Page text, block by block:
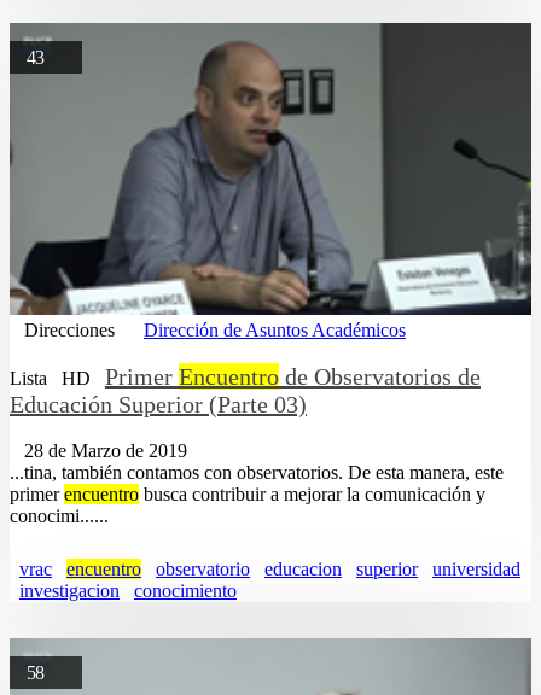
43
Direcciones Dirección de Asuntos Académicos
Lista HD Primer Encuentro de Observatorios de
Educación Superior (Parte 03)
28 de Marzo de 2019
...tina, también contamos con observatorios. De esta manera, este
primerencuentro busca contribuir a mejorar la comunicación y
conocimi......
vrac encuentro observatorio educacion superior
universidad
investigacion
conocimiento
58